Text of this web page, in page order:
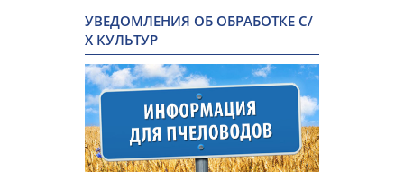
УВЕДОМЛЕНИЯ ОБ ОБРАБОТКЕ С/
Х КУЛЬТУР